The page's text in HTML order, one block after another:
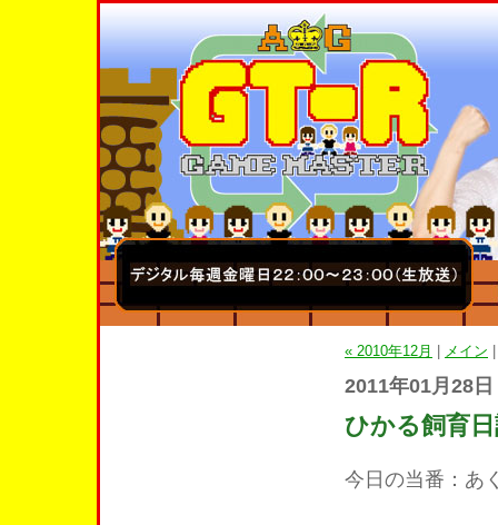
« 2010年12月 メイン
2011年01月28日
ひかる飼育
今日の当番：あ